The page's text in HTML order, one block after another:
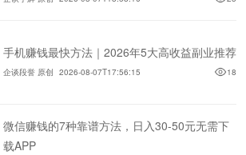
手机赚钱最快方法｜2026年5大高收益副业推荐
企谈段誉 原创 2026-08-07T17:56:15 18
微信赚钱的7种靠谱方法，日入30-50元无需下
载APP